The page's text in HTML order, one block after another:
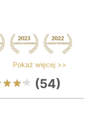
Pokaż więcej >>
(54)